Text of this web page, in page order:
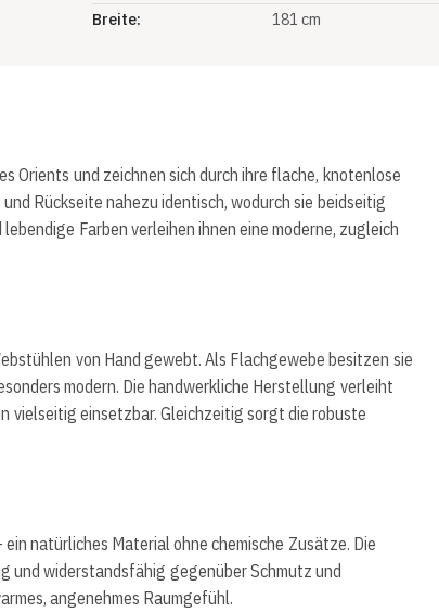
Breite:
181 cm
Orients und zeichnen sich durch ihre flache, knotenlose
Rückseite nahezu identisch, wodurch sie beidseitig
Farben verleihen ihnen eine moderne, zugleich
von Hand gewebt. Als Flachgewebe besitzen sie
modern. Die handwerkliche Herstellung verleiht
vielseitig einsetzbar. Gleichzeitig sorgt die robuste
natürliches Material ohne chemische Zusätze. Die
und widerstandsfähig gegenüber Schmutz und
angenehmes Raumgefühl.